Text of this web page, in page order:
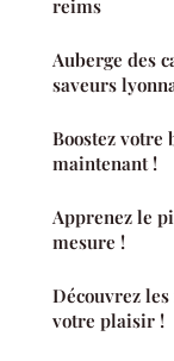
reims
Auberge des
saveurs
Boostez votre
maintenant !
Apprenez le
mesure !
Découvrez
votre plaisir !